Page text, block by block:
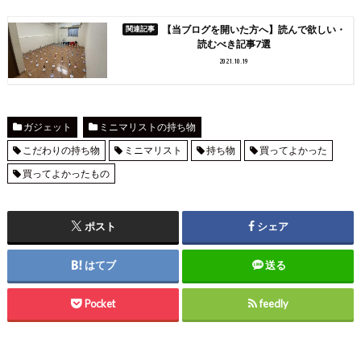
【当ブログを開いた方へ】読んで欲しい・
読むべき記事7選
2021.10.19
ガジェット
ミニマリストの持ち物
こだわりの持ち物
ミニマリスト 持ち物
買ってよかった
買ってよかったもの
ポスト シェア
はてブ 送る
Pocket feedly